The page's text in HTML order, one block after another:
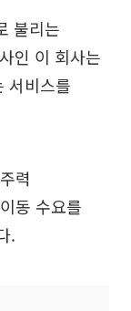
불리는
인 이 회사는
서비스를
력
동 수요를
.